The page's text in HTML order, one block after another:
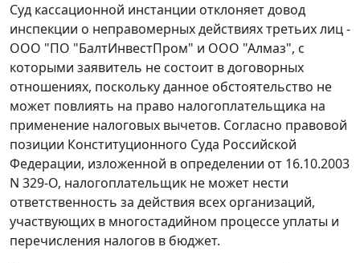
Суд кассационной инстанции отклоняет довод
инспекции о неправомерных действиях третьих лиц -
ООО "ПО "БалтИнвестПром" и ООО "Алмаз", с
которыми заявитель не состоит в договорных
отношениях, поскольку данное обстоятельство не
может повлиять на право налогоплательщика на
применение налоговых вычетов. Согласно правовой
позиции Конституционного Суда Российской
Федерации, изложенной в определении от 16.10.2003
N 329-O, налогоплательщик не может нести
ответственность за действия всех организаций,
участвующих в многостадийном процессе уплаты и
перечисления налогов в бюджет.